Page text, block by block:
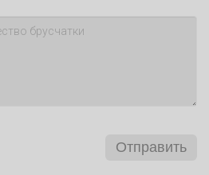
Отправить